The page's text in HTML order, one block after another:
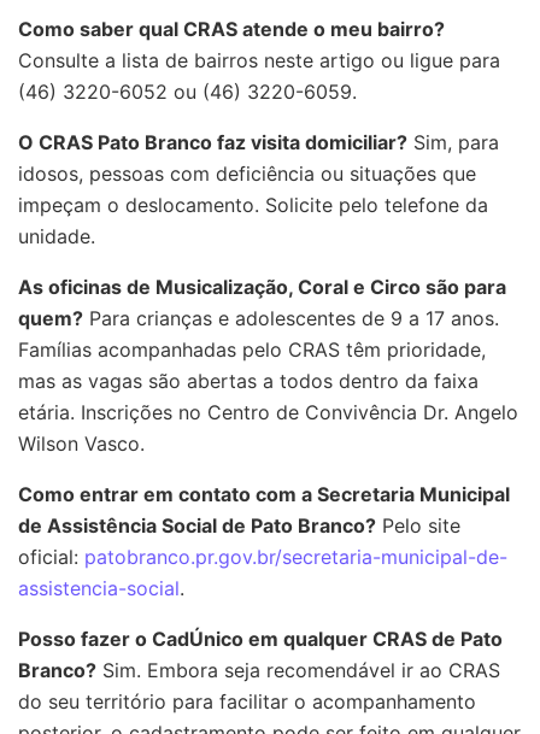
Como saber qual CRAS atende o meu bairro?
Consulte a lista de bairros neste artigo ou ligue para
(46) 3220-6052 ou (46) 3220-6059.
O CRAS Pato Branco faz visita domiciliar? Sim, para
idosos, pessoas com deficiência ou situações que
impeçam o deslocamento. Solicite pelo telefone da
unidade.
As oficinas de Musicalização, Coral e Circo são para
quem? Para crianças e adolescentes de 9 a 17 anos.
Famílias acompanhadas pelo CRAS têm prioridade,
mas as vagas são abertas a todos dentro da faixa
etária. Inscrições no Centro de Convivência Dr. Angelo
Wilson Vasco.
Como entrar em contato com a Secretaria Municipal
de Assistência Social de Pato Branco? Pelo site
oficial: patobranco.pr.gov.br/secretaria-municipal-de-
assistencia-social.
Posso fazer o CadÚnico em qualquer CRAS de Pato
Branco? Sim. Embora seja recomendável ir ao CRAS
do seu território para facilitar o acompanhamento